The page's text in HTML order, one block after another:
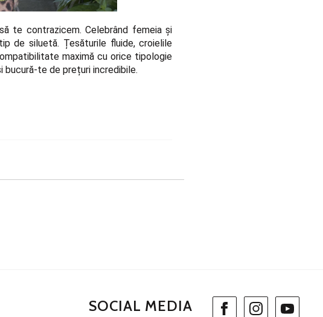
te contrazicem. Celebrând femeia și
de siluetă. Țesăturile fluide,croielile
maximă cu orice tipologie
bucură-te de prețuri incredibile.
SOCIAL MEDIA